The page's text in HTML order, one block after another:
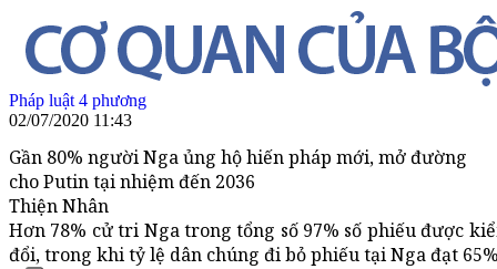
Pháp luật 4 phương
02/07/2020 11:43
Gần 80% người Nga ủng hộ hiến pháp mới, mở đường
cho Putin tại nhiệm đến 2036
Thiện Nhân
Hơn 78% cử tri Nga trong tổng số 97% số phiếu được
đổi, trong khi tỷ lệ dân chúng đi bỏ phiếu tại Nga đạt